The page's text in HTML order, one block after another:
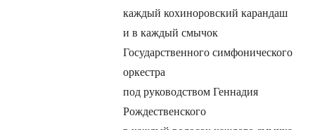
каждый кохиноровский карандаш
и в каждый смычок
Государственного симфонического
оркестра
под руководством Геннадия
Рождественского